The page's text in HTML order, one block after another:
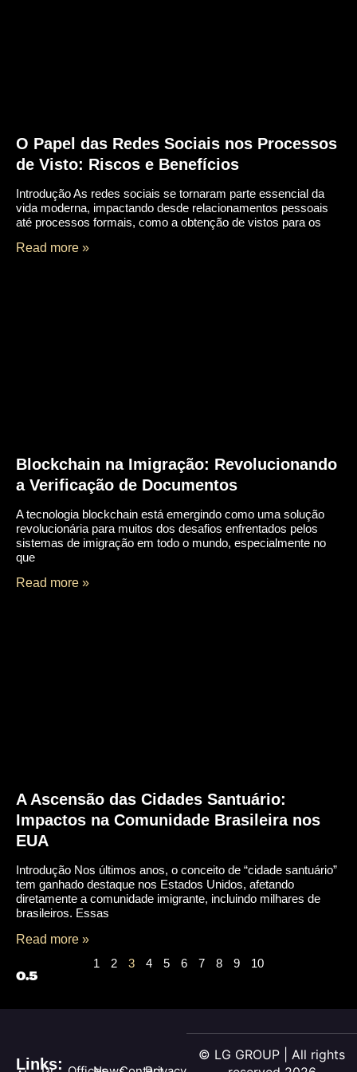
O Papel das Redes Sociais nos Processos
de Visto: Riscos e Benefícios
Introdução As redes sociais se tornaram parte essencial da
vida moderna, impactando desde relacionamentos pessoais
até processos formais, como a obtenção de vistos para os
Read more »
Blockchain na Imigração: Revolucionando
a Verificação de Documentos
A tecnologia blockchain está emergindo como uma solução
revolucionária para muitos dos desafios enfrentados pelos
sistemas de imigração em todo o mundo, especialmente no
que
Read more »
A Ascensão das Cidades Santuário:
Impactos na Comunidade Brasileira nos
EUA
Introdução Nos últimos anos, o conceito de “cidade santuário”
tem ganhado destaque nos Estados Unidos, afetando
diretamente a comunidade imigrante, incluindo milhares de
brasileiros. Essas
Read more »
1
2 3 4 5 6 7 8 9 10
Links:
© LG GROUP | All rights